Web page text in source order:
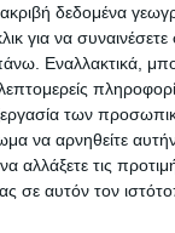
δεδομένα
για να συναινέσετε
Εναλλακτικά,
των
να αρνηθείτε
αλλάξετε τις
αυτόν τον
Διρφύων